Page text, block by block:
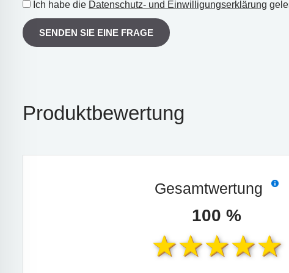
Ich habe die Datenschutz- und Einwilligungserklärung
SENDEN SIE EINE FRAGE
Produktbewertung
Gesamtwertung
100 %